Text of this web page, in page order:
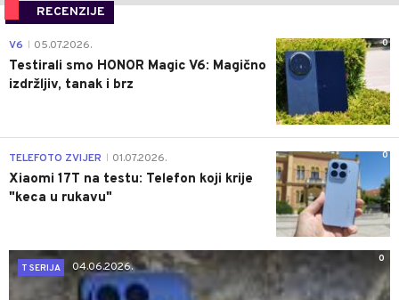
RECENZIJE
0
V6 05.07.2026.
Testirali smo HONOR Magic V6: Magično
izdržljiv, tanak i brz
0
TELEFOTO ZVIJER 01.07.2026.
Xiaomi 17T na testu: Telefon koji krije
"keca u rukavu"
0
T SERIJA
04.06.2026.